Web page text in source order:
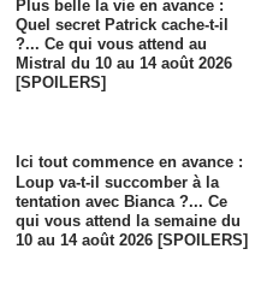
Plus belle la vie en avance :
Quel secret Patrick cache-t-il
?... Ce qui vous attend au
Mistral du 10 au 14 août 2026
[SPOILERS]
Ici tout commence en avance :
Loup va-t-il succomber à la
tentation avec Bianca ?... Ce
qui vous attend la semaine du
10 au 14 août 2026 [SPOILERS]